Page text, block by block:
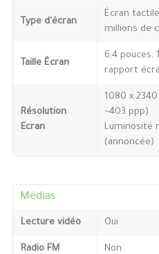
Type d'écran
Écran
millions de
Taille Écran
6,4 pouces,
rapport
Résolution
Ecran
1080 x
~403 ppp)
Luminosité
(annoncée)
Médias
Lecture vidéo Oui
Radio FM Non